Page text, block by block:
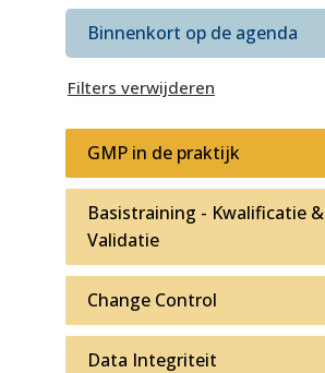
Binnenkort op de agenda
Filters verwijderen
GMP in de praktijk
Basistraining - Kwalificatie &
Validatie
Change Control
Data Integriteit